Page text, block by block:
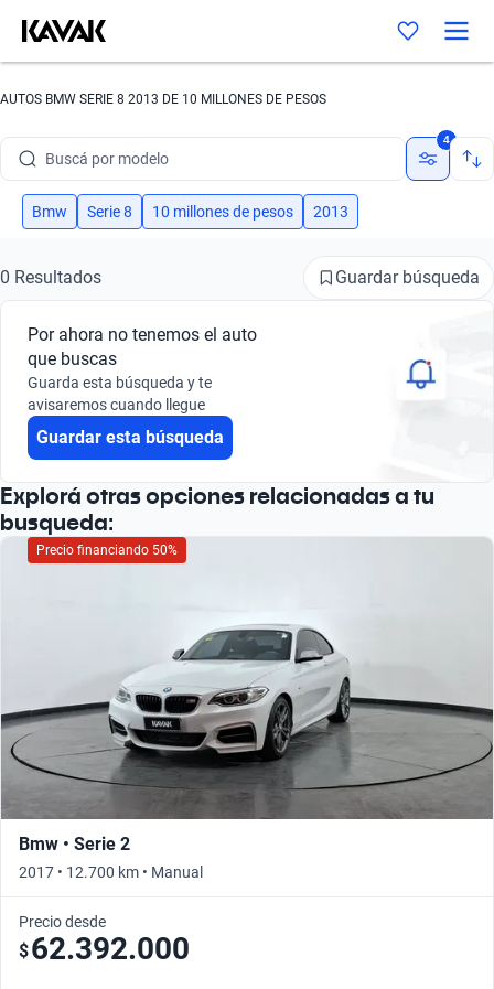
AUTOS BMW SERIE 8 2013 DE 10 MILLONES DE PESOS
Buscá por modelo
Buscá por versión
Buscá por marca
Buscá por modelo
Buscá por versión
4
Bmw Serie 8 10 millones de pesos 2013
0 Resultados Guardar búsqueda
Por ahora no tenemos el auto
que buscas
Guarda esta búsqueda y te
avisaremos cuando llegue
Guardar esta búsqueda
Explorá otras opciones relacionadas a tu
busqueda:
Precio financiando 50%
Bmw • Serie 2
2017 • 12.700 km • Manual
Precio desde
$62.392.000